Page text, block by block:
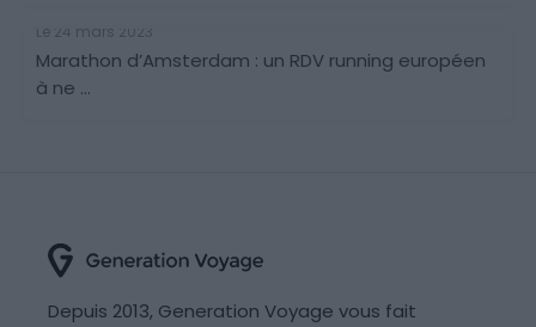
Le 24 mars 2023
Marathon d’Amsterdam : un RDV running européen
à ne ...
Depuis 2013, Generation Voyage vous fait